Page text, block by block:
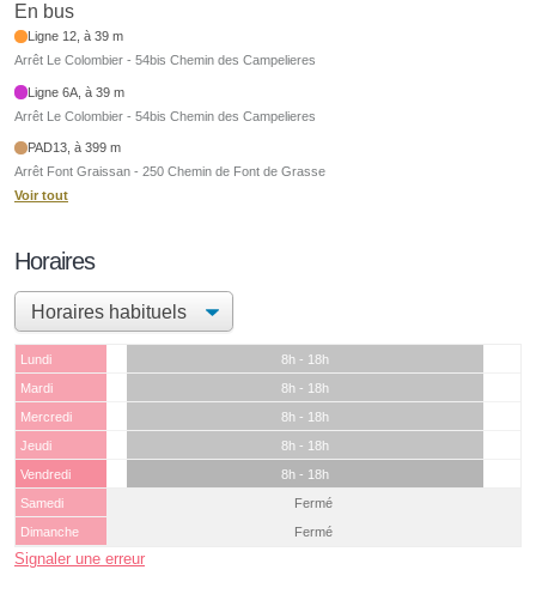
En bus
Ligne 12, à 39 m
Arrêt Le Colombier - 54bis Chemin des Campelieres
Ligne 6A, à 39 m
Arrêt Le Colombier - 54bis Chemin des Campelieres
PAD13, à 399 m
Arrêt Font Graissan - 250 Chemin de Font de Grasse
Voir tout
Horaires
Lundi
8h - 18h
Mardi
8h - 18h
Mercredi
8h - 18h
Jeudi
8h - 18h
Vendredi
8h - 18h
Samedi
Fermé
Dimanche
Fermé
Signaler une erreur